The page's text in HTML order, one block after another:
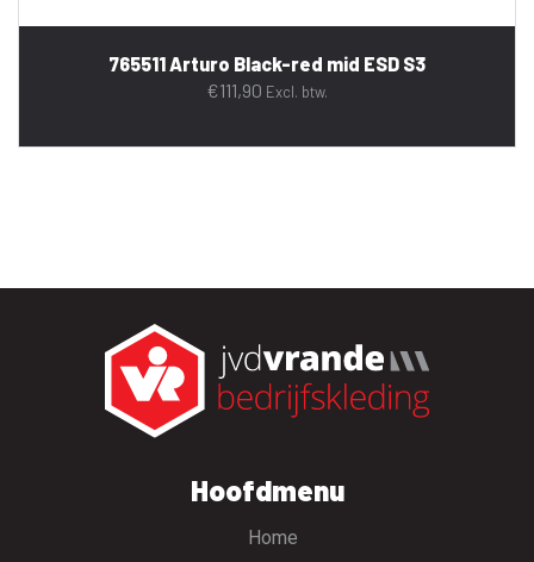
765511 Arturo Black-red mid ESD S3
€111,90 Excl. btw.
Hoofdmenu
Home